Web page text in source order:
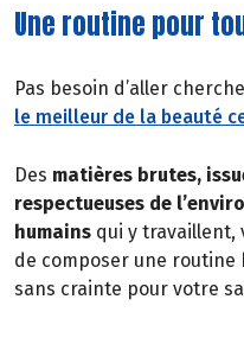
Une routine pour
Pas besoin d’aller
le meilleur de la beauté
Des matières brutes,
respectueuses de
humains qui y
de composer une routine
sans crainte pour votre